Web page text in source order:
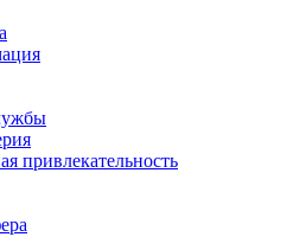
привлекательность